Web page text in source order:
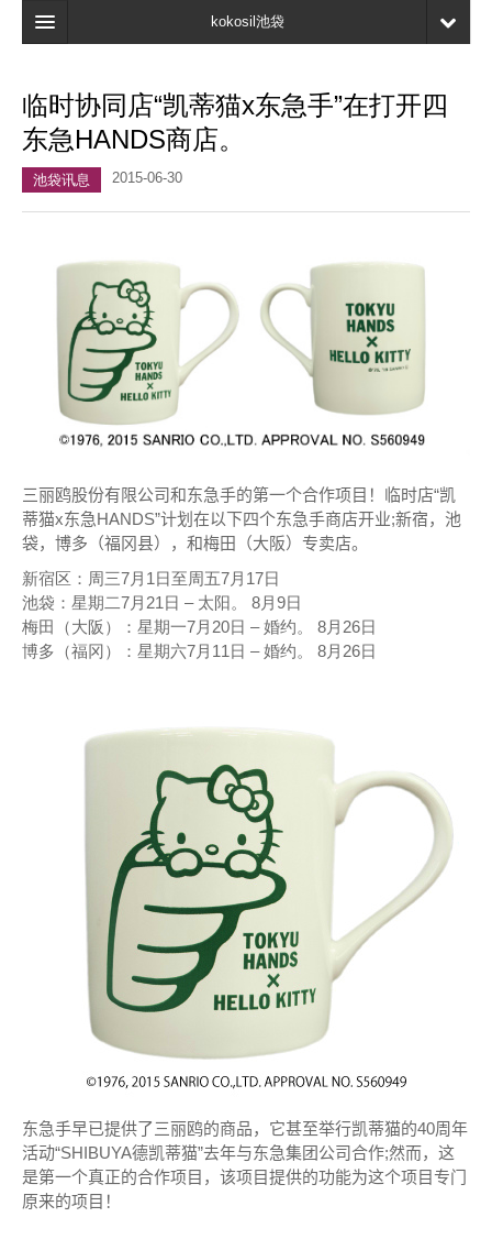
kokosil池袋
地图
最新信息
临时协同店“凯蒂猫x东急手”在打开四
东急HANDS商店。
池袋讯息 2015-06-30
三丽鸥股份有限公司和东急手的第一个合作项目！ 临时店“凯
蒂猫x东急HANDS”计划在以下四个东急手商店开业;新宿，池
袋，博多（福冈县），和梅田（大阪）专卖店。
新宿区：周三7月1日至周五7月17日
池袋：星期二7月21日 – 太阳。 8月9日
梅田（大阪）：星期一7月20日 – 婚约。 8月26日
博多（福冈）：星期六7月11日 – 婚约。 8月26日
东急手早已提供了三丽鸥的商品，它甚至举行凯蒂猫的40周年
活动“SHIBUYA德凯蒂猫”去年与东急集团公司合作;然而，这
是第一个真正的合作项目，该项目提供的功能为这个项目专门
原来的项目！